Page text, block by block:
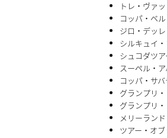
トレ・ヴァ
コッパ・ベ
ジロ・デッ
シルキュイ
シュコダツ
スーペル・
コッパ・サ
グランプリ
グランプリ
メリーラン
ツアー・オ